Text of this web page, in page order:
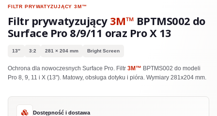
FILTR PRYWATYZUJĄCY3M™
Filtr prywatyzujący 3M™ BPTMS002 do
Surface Pro 8/9/11 oraz Pro X 13
13″ 3:2 281 × 204 mm Bright Screen
Ochrona dla nowoczesnych Surface Pro. Filtr 3M™ BPTMS002 do modeli
Pro 8, 9, 11 i X (13"). Matowy, obsługa dotyku i pióra. Wymiary 281x204 mm.
Dostępność i dostawa